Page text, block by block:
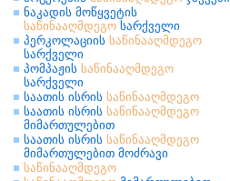
ნაკადის მოწყვეტის
საწინააღმდეგო სარქველი
პერკოლაციის საწინააღმდეგო
სარქველი
პომპაჟის საწინააღმდეგო
სარქველი
საათის ისრის საწინააღმდეგო
საათის ისრის საწინააღმდეგო
მიმართულებით
საათის ისრის საწინააღმდეგო
მიმართულებით მოძრავი
საწინააღმდეგო